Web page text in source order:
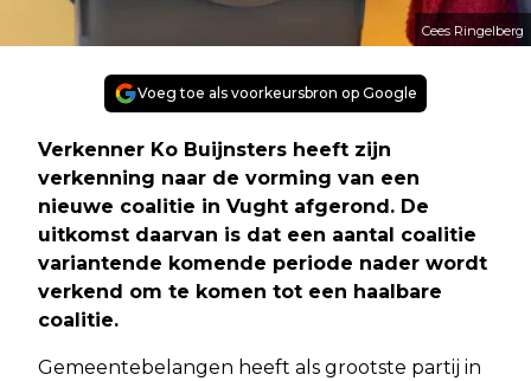
Cees Ringelberg
Voeg toe als voorkeursbron op Google
Verkenner Ko Buijnsters heeft zijn
verkenning naar de vorming van een
nieuwe coalitie in Vught afgerond. De
uitkomst daarvan is dat een aantal coalitie
variantende komende periode nader wordt
verkend om te komen tot een haalbare
coalitie.
Gemeentebelangen heeft als grootste partij in